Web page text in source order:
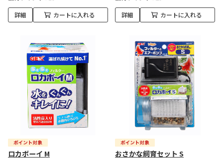
詳細 カートに入れる 詳細 カートに入れる
ロカボーイ M おさかな飼育セット S